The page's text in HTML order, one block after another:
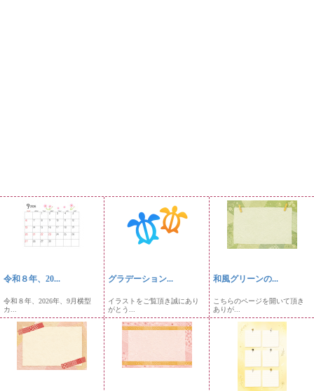
令和８年、20...
令和８年、2026年、9月横型
カ...
グラデーション...
イラストをご覧頂き誠にあり
がとう...
和風グリーンの...
こちらのページを開いて頂き
ありが...